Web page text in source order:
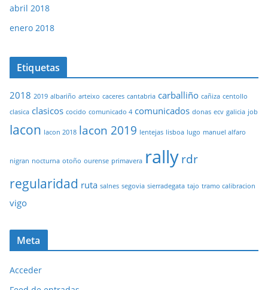
abril 2018
enero 2018
Etiquetas
2018 2019 albariño arteixo caceres cantabria carballiño cañiza centollo
clasica clasicos cocido comunicado 4 comunicados donas ecv galicia job
lacon lacon 2018 lacon 2019 lentejas lisboa lugo manuel alfaro
nigran nocturna otoño ourense primavera rallyrdr
regularidad ruta salnes segovia sierradegata tajo tramo calibracion
vigo
Meta
Acceder